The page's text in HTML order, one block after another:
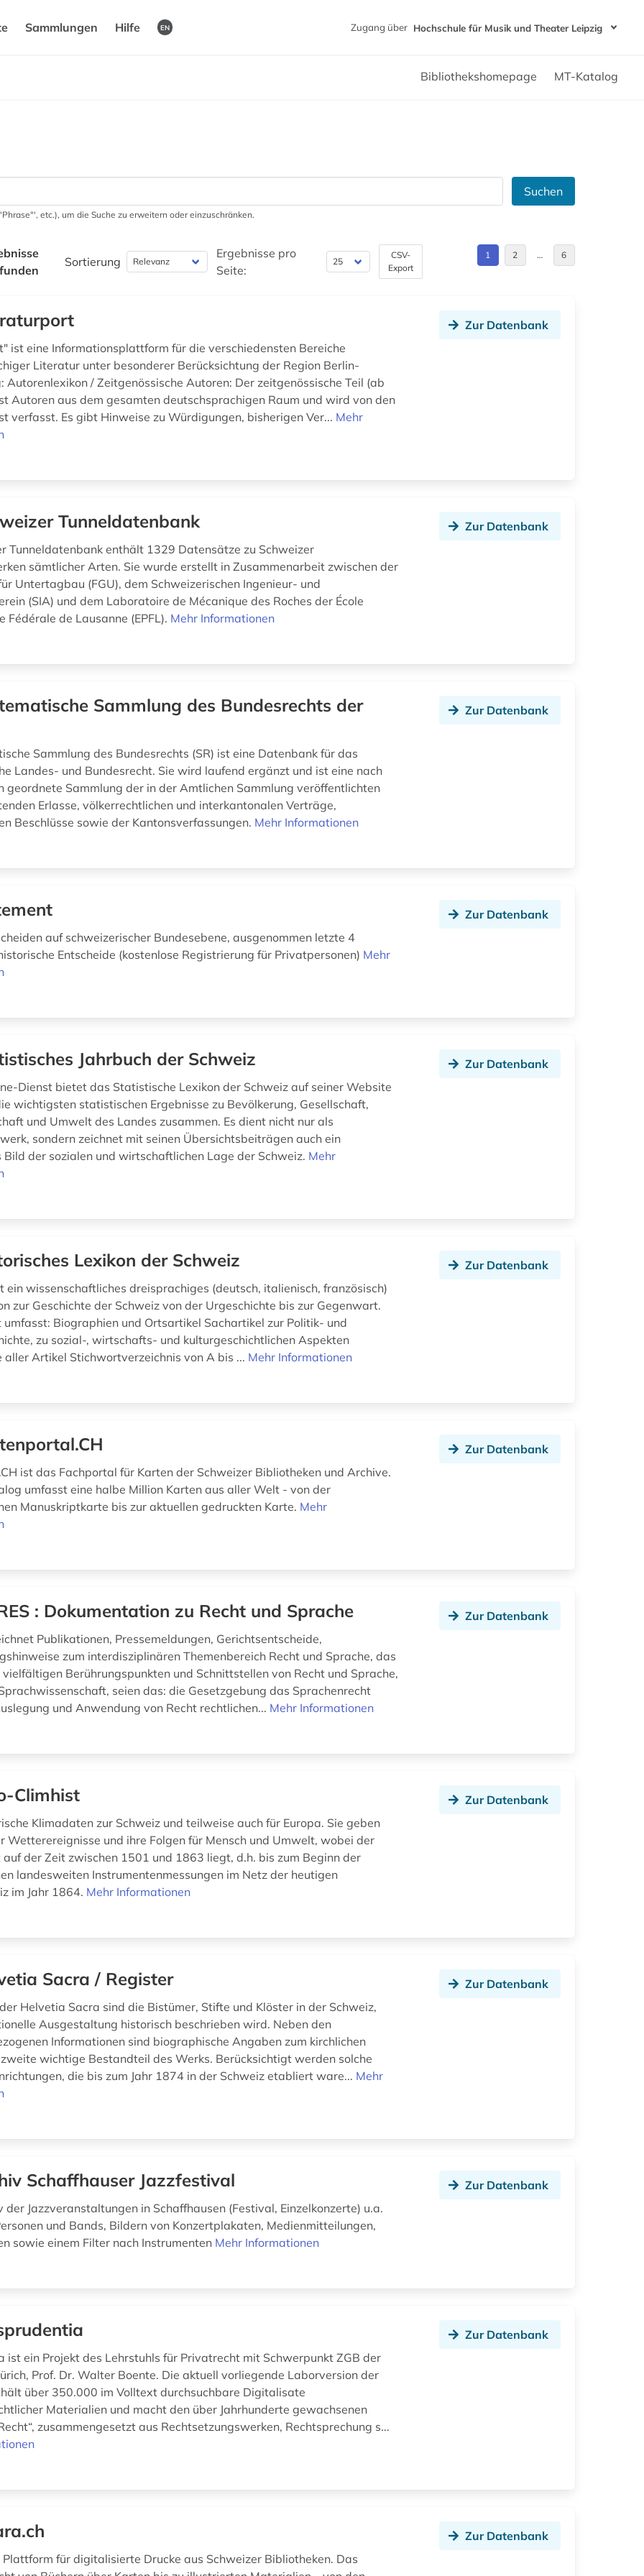
Sammlungen Hilfe EN Zugang über Hochschule für Musik und Theater Leipzig
Bibliothekshomepage MT-Katalog
Suchen
etc.), um die Suche zu erweitern oder einzuschränken.
Sortierung
Ergebnisse pro
Seite:
CSV-
Export
1 2 … 6
ist eine Informationsplattform für die verschiedensten Bereiche
Literatur unter besonderer Berücksichtung der Region Berlin-
Autorenlexikon / Zeitgenössische Autoren: Der zeitgenössische Teil (ab
Autoren aus dem gesamten deutschsprachigen Raum und wird von den
verfasst. Es gibt Hinweise zu Würdigungen, bisherigen Ver... Mehr
Zur Datenbank
Tunneldatenbank
Tunneldatenbank enthält 1329 Datensätze zu Schweizer
sämtlicher Arten. Sie wurde erstellt in Zusammenarbeit zwischen der
Untertagbau (FGU), dem Schweizerischen Ingenieur- und
(SIA) und dem Laboratoire de Mécanique des Roches der École
Fédérale de Lausanne (EPFL). Mehr Informationen
Zur Datenbank
Sammlung des Bundesrechts der
Sammlung des Bundesrechts (SR) ist eine Datenbank für das
Landes- und Bundesrecht. Sie wird laufend ergänzt und ist eine nach
geordnete Sammlung der in der Amtlichen Sammlung veröffentlichten
Erlasse, völkerrechtlichen und interkantonalen Verträge,
Beschlüsse sowie der Kantonsverfassungen. Mehr Informationen
Zur Datenbank
auf schweizerischer Bundesebene, ausgenommen letzte 4
Entscheide (kostenlose Registrierung für Privatpersonen) Mehr
Zur Datenbank
Jahrbuch der Schweiz
Dienst bietet das Statistische Lexikon der Schweiz auf seiner Website
wichtigsten statistischen Ergebnisse zu Bevölkerung, Gesellschaft,
und Umwelt des Landes zusammen. Es dient nicht nur als
sondern zeichnet mit seinen Übersichtsbeiträgen auch ein
Bild der sozialen und wirtschaftlichen Lage der Schweiz. Mehr
Zur Datenbank
Lexikon der Schweiz
ein wissenschaftliches dreisprachiges (deutsch, italienisch, französisch)
zur Geschichte der Schweiz von der Urgeschichte bis zur Gegenwart.
umfasst: Biographien und Ortsartikel Sachartikel zur Politik- und
zu sozial-, wirtschafts- und kulturgeschichtlichen Aspekten
aller Artikel Stichwortverzeichnis von A bis ... Mehr Informationen
Zur Datenbank
ist das Fachportal für Karten der Schweizer Bibliotheken und Archive.
umfasst eine halbe Million Karten aus aller Welt - von der
Manuskriptkarte bis zur aktuellen gedruckten Karte. Mehr
Zur Datenbank
: Dokumentation zu Recht und Sprache
Publikationen, Pressemeldungen, Gerichtsentscheide,
zum interdisziplinären Themenbereich Recht und Sprache, das
vielfältigen Berührungspunkten und Schnittstellen von Recht und Sprache,
seien das: die Gesetzgebung das Sprachenrecht
und Anwendung von Recht rechtlichen... Mehr Informationen
Zur Datenbank
Climhist
Klimadaten zur Schweiz und teilweise auch für Europa. Sie geben
Wetterereignisse und ihre Folgen für Mensch und Umwelt, wobei der
auf der Zeit zwischen 1501 und 1863 liegt, d.h. bis zum Beginn der
landesweiten Instrumentenmessungen im Netz der heutigen
im Jahr 1864. Mehr Informationen
Zur Datenbank
Sacra / Register
Helvetia Sacra sind die Bistümer, Stifte und Klöster in der Schweiz,
Ausgestaltung historisch beschrieben wird. Neben den
Informationen sind biographische Angaben zum kirchlichen
wichtige Bestandteil des Werks. Berücksichtigt werden solche
die bis zum Jahr 1874 in der Schweiz etabliert ware... Mehr
Zur Datenbank
Schaffhauser Jazzfestival
der Jazzveranstaltungen in Schaffhausen (Festival, Einzelkonzerte) u.a.
und Bands, Bildern von Konzertplakaten, Medienmitteilungen,
sowie einem Filter nach Instrumenten Mehr Informationen
Zur Datenbank
ist ein Projekt des Lehrstuhls für Privatrecht mit Schwerpunkt ZGB der
Prof. Dr. Walter Boente. Die aktuell vorliegende Laborversion der
über 350.000 im Volltext durchsuchbare Digitalisate
Materialien und macht den über Jahrhunderte gewachsenen
zusammengesetzt aus Rechtsetzungswerken, Rechtsprechung s...
Zur Datenbank
für digitalisierte Drucke aus Schweizer Bibliotheken. Das
Zur Datenbank